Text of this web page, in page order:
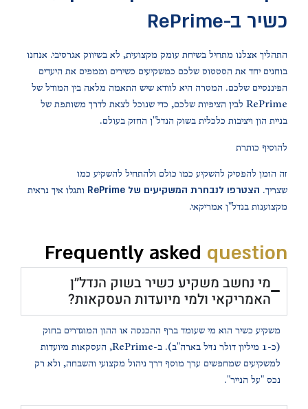
כשיר ב-RePrime
התהליך אצלנו מתחיל בשיחת עומק מקצועית, לא בשיווק אגרסיבי. אנחנו
בוחנים יחד את הסטטוס שלכם כמשקיעים כשירים וממפים את היעדים
הפיננסיים שלכם. המטרה היא לוודא שיש התאמה מלאה בין המודל של
RePrime לבין הציפיות שלכם, כדי שנוכל לצאת לדרך משותפת של
בניית הון ויציבות כלכלית בשוק הנדל"ן החזק בעולם.
להוסיף כותרת
זה הזמן להפסיק להשקיע כמו כולם ולהתחיל להשקיע כמו
שצריך. הצטרפו לנבחרת המשקיעים של RePrime
ותגלו איך נראית
מקצוענות בנדל"ן אמריקאי.
Frequently asked question
מי נחשב משקיע כשיר בשוק הנדל״ן
האמריקאי ולמי מיועדות העסקאות?
משקיע כשיר הוא מי שעומד ברף ההכנסה או ההון המוגדרים בחוק
(כ-1 מיליון דולר נזיל בארה"ב). ב-RePrime, העסקאות מיועדות
למשקיעים שמחפשים ערך מוסף דרך ניהול מקצועי והשבחה, ולא רק
נכס "על הנייר".